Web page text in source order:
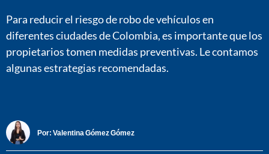
Para reducir el riesgo de robo de vehículos en
diferentes ciudades de Colombia, es importante que los
propietarios tomen medidas preventivas. Le contamos
algunas estrategias recomendadas.
Por: Valentina Gómez Gómez